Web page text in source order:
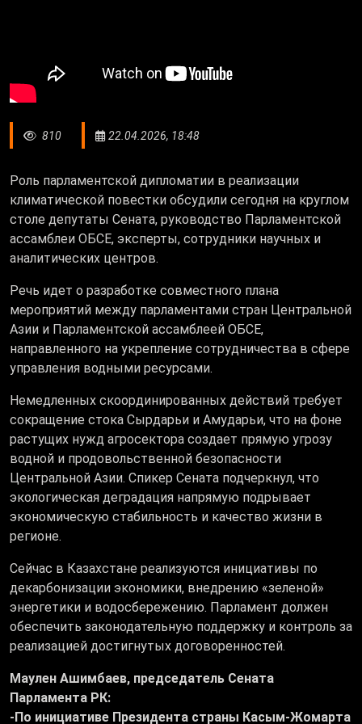
810 22.04.2026, 18:48
Роль парламентской дипломатии в реализации
климатической повестки обсудили сегодня на круглом
столе депутаты Сената, руководство Парламентской
ассамблеи ОБСЕ, эксперты, сотрудники научных и
аналитических центров.
Речь идет о разработке совместного плана
мероприятий между парламентами стран Центральной
Азии и Парламентской ассамблеей ОБСЕ,
направленного на укрепление сотрудничества в сфере
управления водными ресурсами.
Немедленных скоординированных действий требует
сокращение стока Сырдарьи и Амударьи, что на фоне
растущих нужд агросектора создает прямую угрозу
водной и продовольственной безопасности
Центральной Азии. Спикер Сената подчеркнул, что
экологическая деградация напрямую подрывает
экономическую стабильность и качество жизни в
регионе.
Сейчас в Казахстане реализуются инициативы по
декарбонизации экономики, внедрению «зеленой»
энергетики и водосбережению. Парламент должен
обеспечить законодательную поддержку и контроль за
реализацией достигнутых договоренностей.
Маулен Ашимбаев, председатель Сената
Парламента РК:
-По инициативе Президента страны Касым-Жомарта